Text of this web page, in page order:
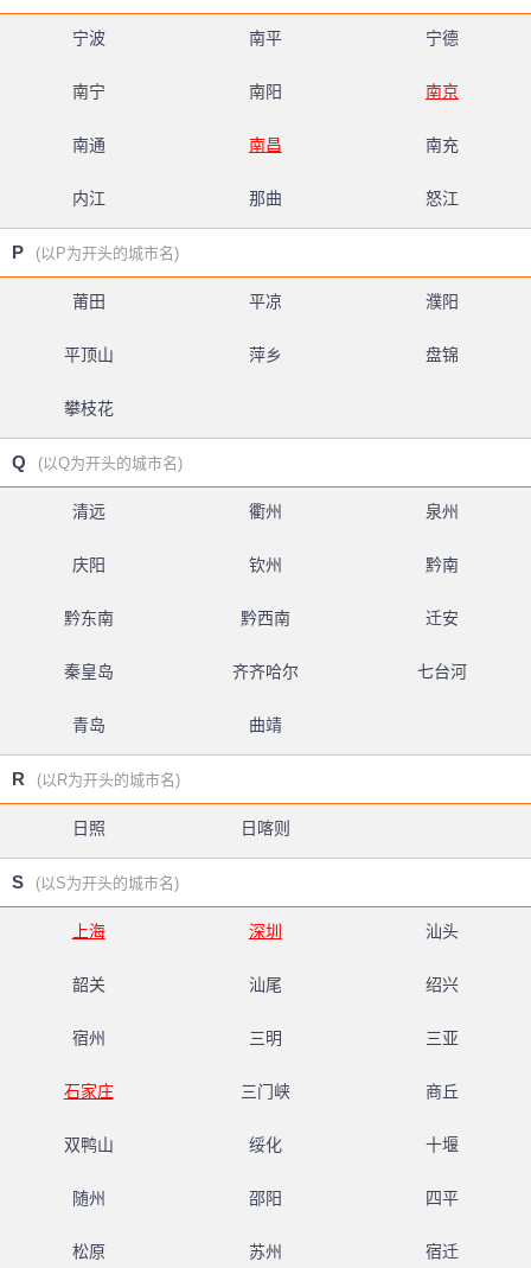
宁波 南平 宁德
南宁 南阳 南京
南通 南昌 南充
内江 那曲 怒江
P (以P为开头的城市名)
莆田 平凉 濮阳
平顶山 萍乡 盘锦
攀枝花
Q (以Q为开头的城市名)
清远 衢州 泉州
庆阳 钦州 黔南
黔东南 黔西南 迁安
秦皇岛 齐齐哈尔 七台河
青岛 曲靖
R (以R为开头的城市名)
日照 日喀则
S (以S为开头的城市名)
上海 深圳 汕头
韶关 汕尾 绍兴
宿州 三明 三亚
石家庄 三门峡 商丘
双鸭山 绥化 十堰
随州 邵阳 四平
松原 苏州 宿迁